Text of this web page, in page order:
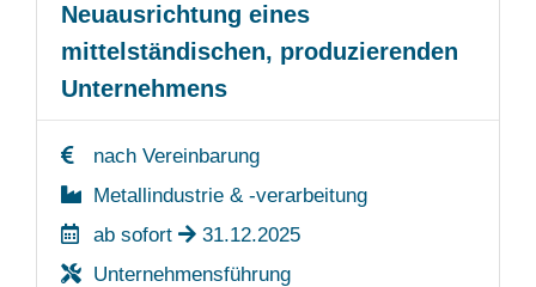
Neuausrichtung eines
mittelständischen, produzierenden
Unternehmens
nach Vereinbarung
Metallindustrie & -verarbeitung
ab sofort
31.12.2025
Unternehmensführung